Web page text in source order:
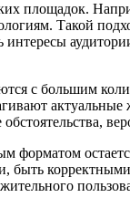
площадок.
Такой
с большим
форматом